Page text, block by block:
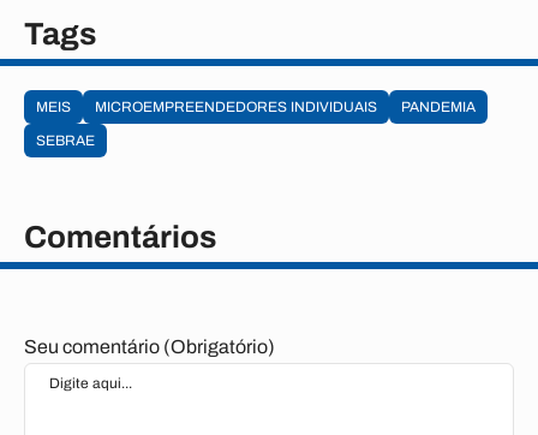
Tags
MEIS MICROEMPREENDEDORES INDIVIDUAIS
PANDEMIA
SEBRAE
Comentários
Seu comentário (Obrigatório)